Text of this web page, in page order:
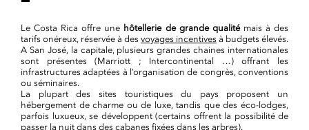
Le Costa Rica offre une hôtellerie de grande qualitémais à des
tarifs onéreux, réservée à des voyages incentives à budgets élevés.
A San José, la capitale, plusieurs grandes chaines internationales
sont présentes (Marriott ; Intercontinental …) offrant les
infrastructures adaptées à l’organisation de congrès, conventions
ou séminaires.
La plupart des sites touristiques du pays proposent un
hébergement de charme ou de luxe, tandis que des éco-lodges,
parfois luxueux, se développent (certains offrent la possibilité de
passer la nuit dans des cabanes fixées dans les arbres).